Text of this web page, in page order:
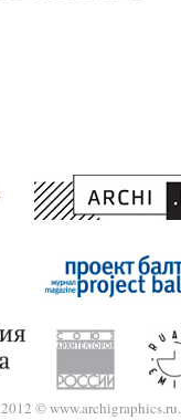
2012 © www.archigraphics.ru.